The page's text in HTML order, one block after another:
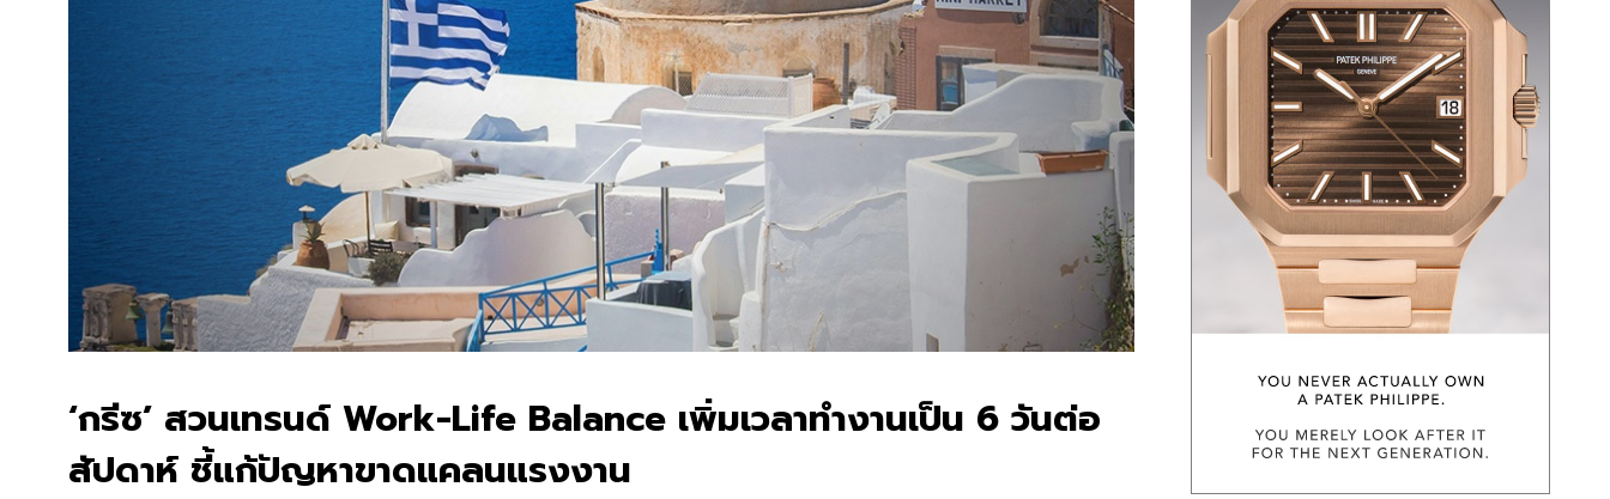
‘กรีซ’ สวนเทรนด์ Work-Life Balance เพิ่มเวลาทำงานเป็น 6 วันต่อ
สัปดาห์ ชี้แก้ปัญหาขาดแคลนแรงงาน